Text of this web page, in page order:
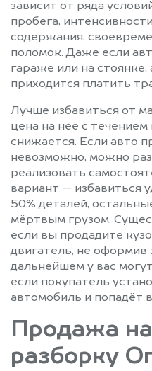
зависит от ряда
пробега,
содержания,
поломок. Даже если
гараже или на стоянке,
приходится платить
Лучше избавиться от
цена на неё с
снижается. Если авто
невозможно, можно
реализовать
вариант — избавиться
50% деталей,
мёртвым грузом.
если вы продадите
двигатель, не оформив
дальнейшем у вас
если покупатель
автомобиль и попадёт
Продажа на
разборку